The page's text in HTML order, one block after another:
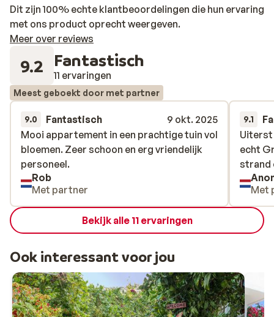
In de directe omgeving vind je diverse gezellige bars en
restaurants waar je kunt genieten van de lokale keuken.
Op slechts 100 meter van Olympia Village ligt het
strand, waar je kunt genieten van kristalhelder water en
een ontspannen dag onder de Griekse zon. Dankzij de
centrale ligging wandel je zo het sfeervolle Kokkari in,
met zijn gezellige tavernes en schilderachtige
binnen handbereik voor wie eropuit wil trekken.
Dit zijn 100% echte klantbeoordelingen die hun ervaring
met ons product oprecht weergeven.
Meer over reviews
9.2 Fantastisch
11 ervaringen
Meest geboekt door met partner
9.0 Fantastisch
9 okt. 2025
Mooi appartement in een prachtige tuin vol
bloemen. Zeer schoon en erg vriendelijk
personeel.
Mooi appartement in een prachtige tuin vol
bloemen. Zeer schoon en erg vriendelijk
personeel.
Rob
Met partner
9.1
Uiterst
echt
strand
Uiterst
echt
strand
Met
Bekijk alle 11 ervaringen
Ook interessant voor jou